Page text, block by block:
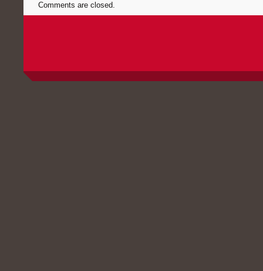
Comments are closed.